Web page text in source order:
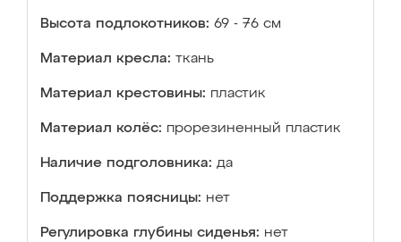
Высота подлокотников: 69 - 76 см
Материал кресла: ткань
Материал крестовины: пластик
Материал колёс: прорезиненный пластик
Наличие подголовника: да
Поддержка поясницы: нет
Регулировка глубины сиденья: нет